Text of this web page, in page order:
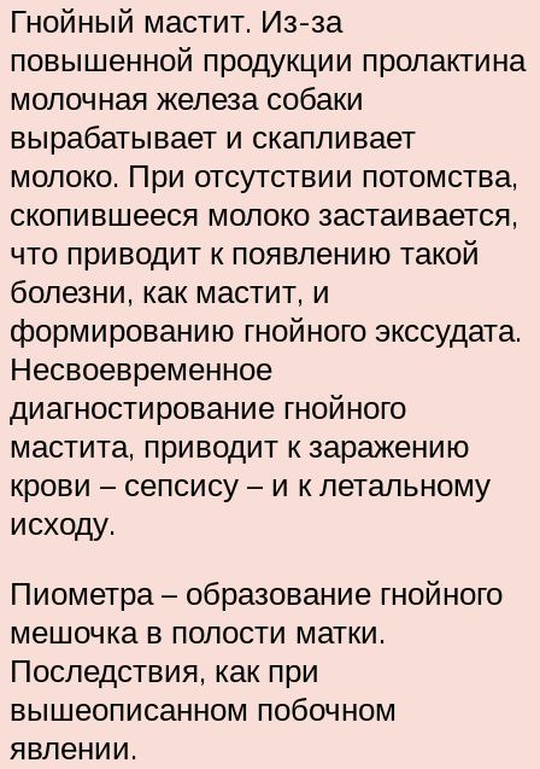
Гнойный мастит. Из-за
повышенной продукции пролактина
молочная железа собаки
вырабатывает и скапливает
молоко. При отсутствии потомства,
скопившееся молоко застаивается,
что приводит к появлению такой
болезни, как мастит, и
формированию гнойного экссудата.
Несвоевременное
диагностирование гнойного
мастита, приводит к заражению
крови – сепсису – и к летальному
исходу.
Пиометра – образование гнойного
мешочка в полости матки.
Последствия, как при
вышеописанном побочном
явлении.